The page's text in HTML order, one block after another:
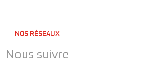
NOS RÉSEAUX
Nous suivre